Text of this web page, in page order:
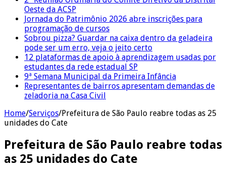
Oeste da ACSP
Jornada do Patrimônio 2026 abre inscrições para
programação de cursos
Sobrou pizza? Guardar na caixa dentro da geladeira
pode ser um erro, veja o jeito certo
12 plataformas de apoio à aprendizagem usadas por
estudantes da rede estadual SP
9ª Semana Municipal da Primeira Infância
Representantes de bairros apresentam demandas de
zeladoria na Casa Civil
Home/Serviços/Prefeitura de São Paulo reabre todas as 25
unidades do Cate
Prefeitura de São Paulo reabre todas
as 25 unidades do Cate